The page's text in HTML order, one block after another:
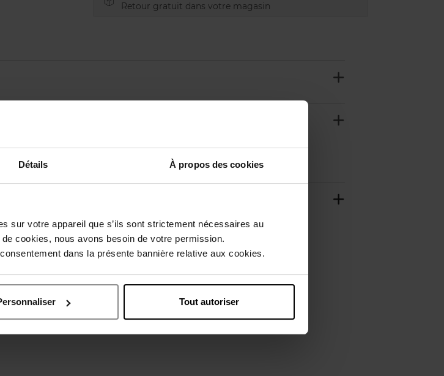
Détails À propos des cookies
sur votre appareil que s’ils sont strictement nécessaires au
cookies, nous avons besoin de votre permission.
dans la présente bannière relative aux cookies.
Tout autoriser
Retour gratuit dans votre magasin
chose ?